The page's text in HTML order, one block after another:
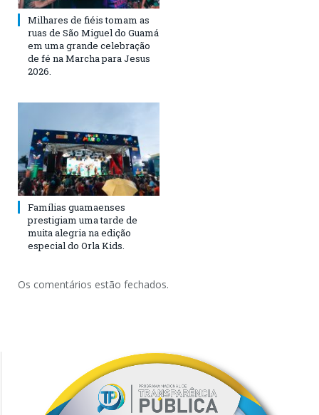
Milhares de fiéis tomam as
ruas de São Miguel do Guamá
em uma grande celebração
de fé na Marcha para Jesus
2026.
Famílias guamaenses
prestigiam uma tarde de
muita alegria na edição
especial do Orla Kids.
Os comentários estão fechados.